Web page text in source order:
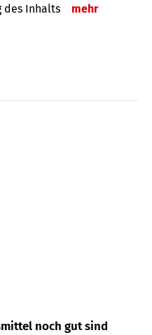
des Inhalts mehr
noch gut sind